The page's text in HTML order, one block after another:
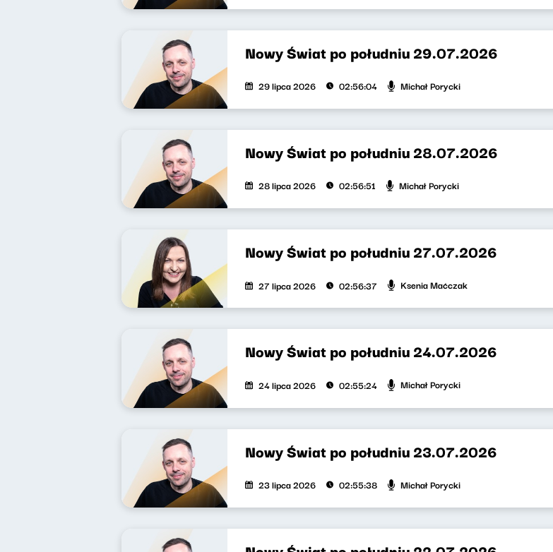
Nowy Świat po południu 29.07.2026
29 lipca 2026 02:56:04 Michał Porycki
Nowy Świat po południu 28.07.2026
28 lipca 2026 02:56:51 Michał Porycki
Nowy Świat po południu 27.07.2026
27 lipca 2026 02:56:37 Ksenia Maćczak
Nowy Świat po południu 24.07.2026
24 lipca 2026 02:55:24 Michał Porycki
Nowy Świat po południu 23.07.2026
23 lipca 2026 02:55:38 Michał Porycki